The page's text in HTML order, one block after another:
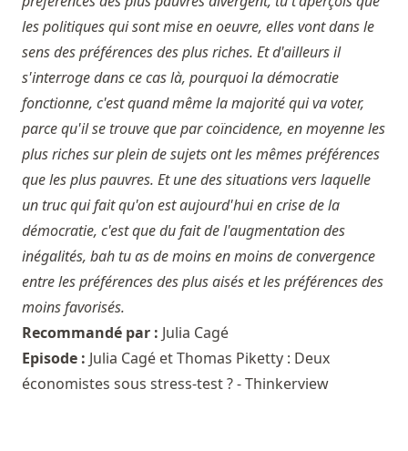
les politiques qui sont mise en oeuvre, elles vont dans le
sens des préférences des plus riches. Et d'ailleurs il
s'interroge dans ce cas là, pourquoi la démocratie
fonctionne, c'est quand même la majorité qui va voter,
parce qu'il se trouve que par coïncidence, en moyenne les
plus riches sur plein de sujets ont les mêmes préférences
que les plus pauvres. Et une des situations vers laquelle
un truc qui fait qu'on est aujourd'hui en crise de la
démocratie, c'est que du fait de l'augmentation des
inégalités, bah tu as de moins en moins de convergence
entre les préférences des plus aisés et les préférences des
moins favorisés.
Recommandé par : Julia Cagé
Episode : Julia Cagé et Thomas Piketty : Deux
économistes sous stress-test ? - Thinkerview